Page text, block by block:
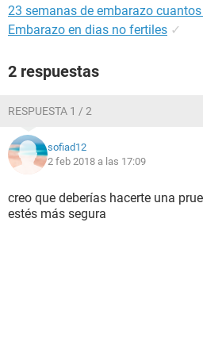
23 semanas de embarazo
Embarazo en dias no fertiles ✓
2 respuestas
RESPUESTA 1 / 2
sofiad12
2 feb 2018 a las 17:09
creo que deberías hacerte una
estés más segura